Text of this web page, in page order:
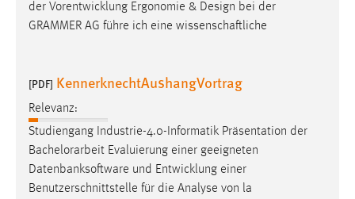
der Vorentwicklung Ergonomie & Design bei der
GRAMMER AG führe ich eine wissenschaftliche
[PDF] KennerknechtAushangVortrag
Relevanz:
Studiengang Industrie-4.0-Informatik Präsentation der
Bachelorarbeit Evaluierung einer geeigneten
Datenbanksoftware und Entwicklung einer
Benutzerschnittstelle für die Analyse von la